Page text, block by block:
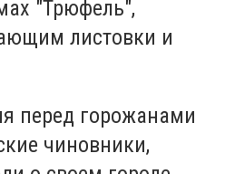
"Трюфель",
листовки и
перед горожанами
чиновники,